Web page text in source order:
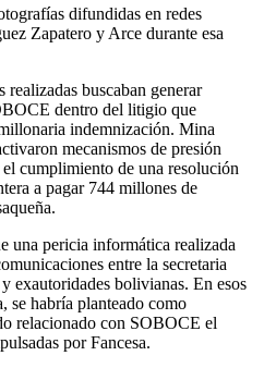
difundidas en redes
Zapatero y Arce durante esa
realizadas buscaban generar
dentro del litigio que
indemnización. Mina
mecanismos de presión
cumplimiento de una resolución
a pagar 744 millones de
una pericia informática realizada
entre la secretaria
exautoridades bolivianas. En esos
se habría planteado como
relacionado con SOBOCE el
por Fancesa.